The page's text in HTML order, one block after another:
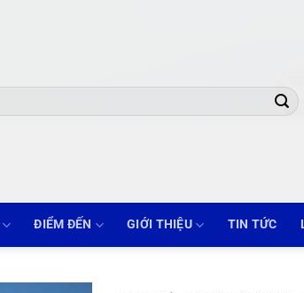
ĐIỂM ĐẾN GIỚI THIỆU TIN TỨC